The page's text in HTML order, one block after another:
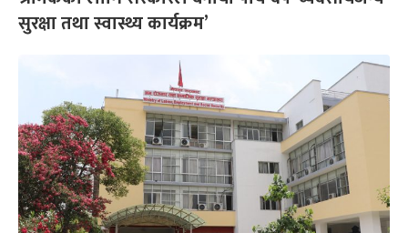
सुरक्षा तथा स्वास्थ्य कार्यक्रम’